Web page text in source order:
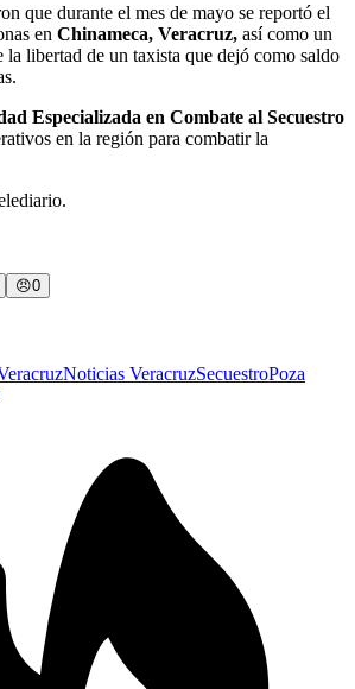
que durante el mes de mayo se reportó el
en Chinameca, Veracruz, así como un
libertad de un taxista que dejó como saldo
Especializada en Combate al Secuestro
en la región para combatir la
😠0
Noticias VeracruzSecuestroPoza